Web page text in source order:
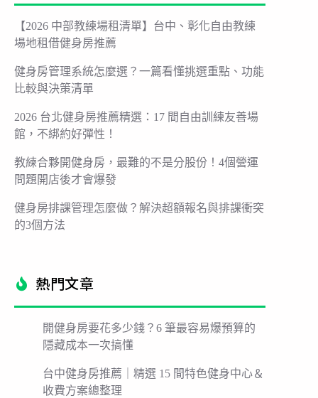
【2026 中部教練場租清單】台中、彰化自由教練
場地租借健身房推薦
健身房管理系統怎麼選？一篇看懂挑選重點、功能
比較與決策清單
2026 台北健身房推薦精選：17 間自由訓練友善場
館，不綁約好彈性！
教練合夥開健身房，最難的不是分股份！4個營運
問題開店後才會爆發
健身房排課管理怎麼做？解決超額報名與排課衝突
的3個方法
熱門文章​
開健身房要花多少錢？6 筆最容易爆預算的
隱藏成本一次搞懂
台中健身房推薦｜精選 15 間特色健身中心＆
收費方案總整理